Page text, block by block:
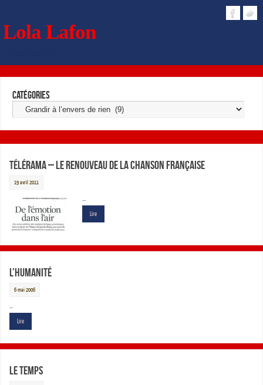
Lola Lafon
Catégories
Télérama – Le Renouveau de la chanson Française
19 avril 2011
…
Lire
L’Humanité
6 mai 2006
…
Lire
Le Temps